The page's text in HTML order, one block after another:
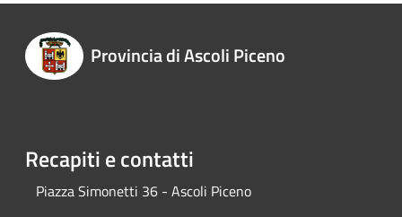
Provincia di Ascoli Piceno
Recapiti e contatti
Piazza Simonetti 36 - Ascoli Piceno